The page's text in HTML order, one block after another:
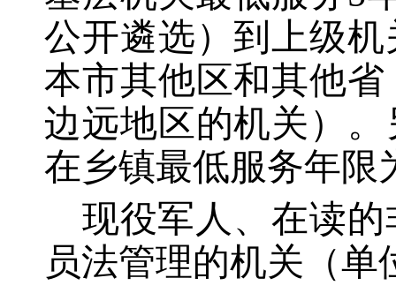
公开遴选）到上级
本市其他区和其他
边远地区的机关）
在乡镇最低服务年限
现役军人、在读
员法管理的机关（